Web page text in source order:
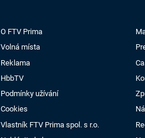
O FTV Prima
Volná místa
Reklama
HbbTV
Podmínky užívání
Cookies
Vlastník FTV Prima spol. s r.o.